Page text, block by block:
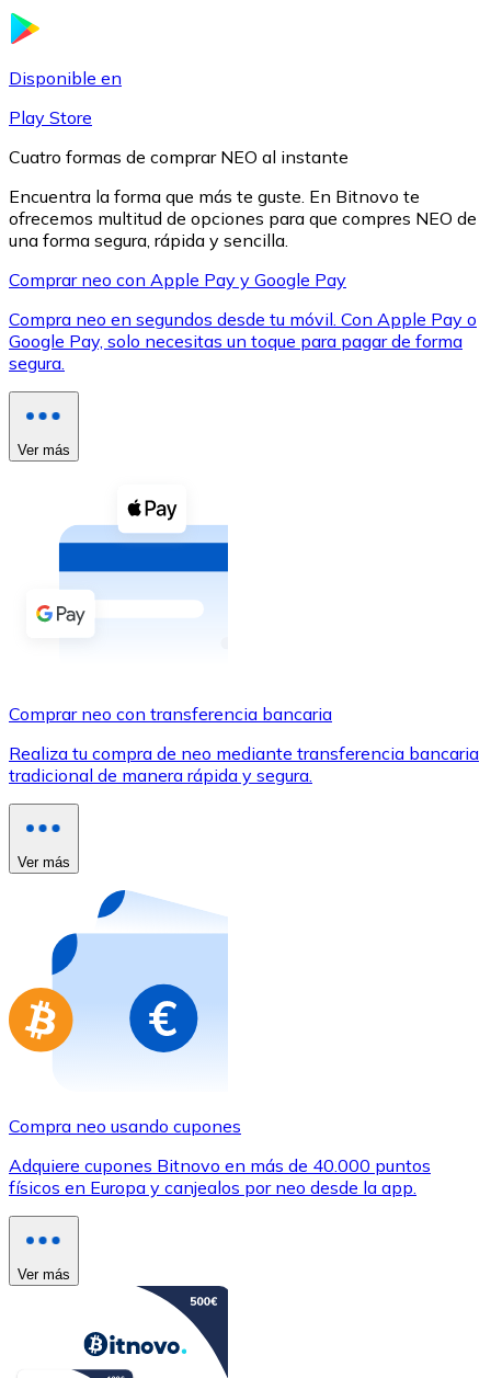
XRP
XRP
Ver todo
Compra criptomonedas con efectivo en tu tienda más
Comprar con efectivo
Transferencia SEPA
Utiliza tarjetas Visa y Mastercard para comprar
Comprar con tarjeta
Compra tarjetas regalo de tus marcas favoritas con
Ir a la tienda de tarjetas regalo
Disponible en
Play Store
Cuatro formas de comprar NEO al instante
Encuentra la forma que más te guste. En Bitnovo te
ofrecemos multitud de opciones para que compres NEO de
una forma segura, rápida y sencilla.
Comprar neo con Apple Pay y Google Pay
Compra neo en segundos desde tu móvil. Con Apple Pay o
Google Pay, solo necesitas un toque para pagar de forma
segura.
Ver más
Comprar neo con transferencia bancaria
Realiza tu compra de neo mediante transferencia bancaria
tradicional de manera rápida y segura.
Ver más
Compra neo usando cupones
Adquiere cupones Bitnovo en más de 40.000 puntos
físicos en Europa y canjealos por neo desde la app.
Ver más